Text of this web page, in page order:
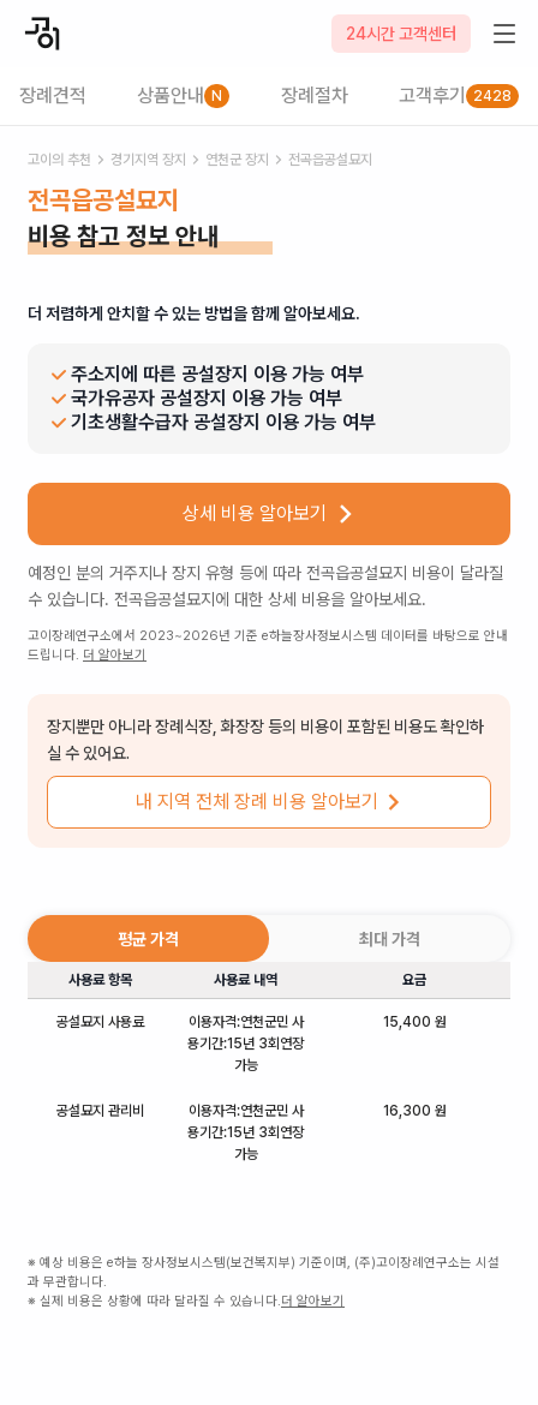
24시간 고객센터
장례견적 상품안내 N 장례절차 고객후기 2428
고이의 추천 경기 지역 장지 연천군 장지 전곡읍공설묘지
전곡읍공설묘지
비용 참고 정보 안내
더 저렴하게 안치할 수 있는 방법을 함께 알아보세요.
주소지에 따른 공설장지 이용 가능 여부
국가유공자 공설장지 이용 가능 여부
기초생활수급자 공설장지 이용 가능 여부
상세 비용 알아보기
예정인 분의 거주지나 장지 유형 등에 따라 전곡읍공설묘지 비용이 달라질
수 있습니다. 전곡읍공설묘지 에 대한 상세 비용을 알아보세요.
고이장례연구소에서 2023~2026년 기준 e하늘장사정보시스템 데이터를 바탕으로 안내
드립니다. 더 알아보기
장지뿐만 아니라 장례식장, 화장장 등의 비용이 포함된 비용도 확인하
실 수 있어요.
내 지역 전체 장례 비용 알아보기
평균 가격 최대 가격
사용료 항목 사용료 내역 요금
공설묘지 사용료
이용자격:연천군민 사
용기간:15년 3회연장
가능
15,400 원
공설묘지 관리비
이용자격:연천군민 사
용기간:15년 3회연장
가능
16,300 원
※ 예상 비용은 e하늘 장사정보시스템(보건복지부) 기준이며, (주)고이장례연구소는 시설
과 무관합니다.
※ 실제 비용은 상황에 따라 달라질 수 있습니다.더 알아보기